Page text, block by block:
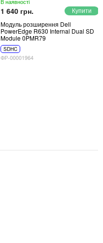
В наявності
1 640 грн.
Модуль розширення Dell
PowerEdge R630 Internal Dual SD
Module 0PMR79
SDHC
ФР-00001964